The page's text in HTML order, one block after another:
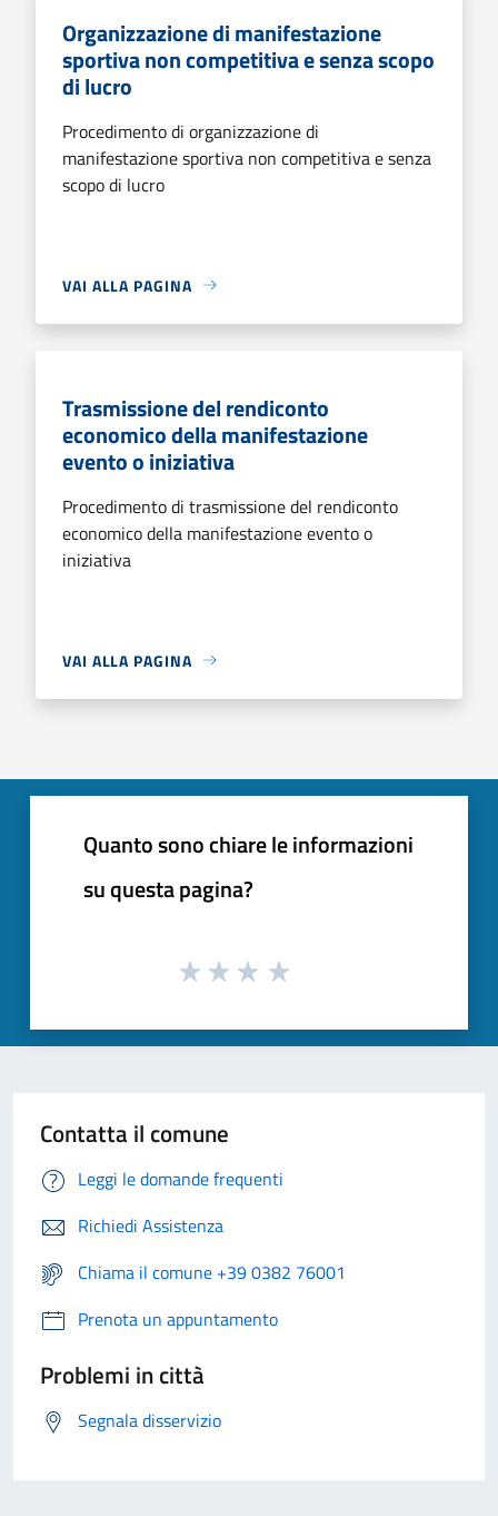
Organizzazione di manifestazione
sportiva non competitiva e senza scopo
di lucro
Procedimento di organizzazione di
manifestazione sportiva non competitiva e senza
scopo di lucro
VAI ALLA PAGINA
Trasmissione del rendiconto
economico della manifestazione
evento o iniziativa
Procedimento di trasmissione del rendiconto
economico della manifestazione evento o
iniziativa
VAI ALLA PAGINA
Quanto sono chiare le informazioni
su questa pagina?
Contatta il comune
Leggi le domande frequenti
Richiedi Assistenza
Chiama il comune +39 0382 76001
Prenota un appuntamento
Problemi in città
Segnala disservizio